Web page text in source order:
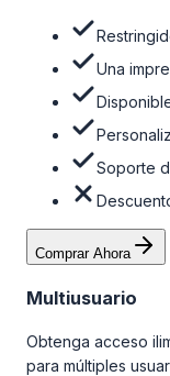
Una
Soporte
Comprar Ahora
Multiusuario
Obtenga acceso
para múltiples